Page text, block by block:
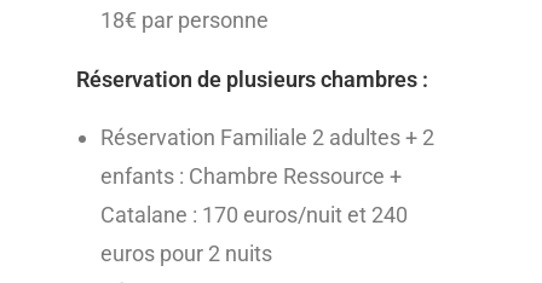
18€ par personne
Réservation de plusieurs chambres :
Réservation Familiale 2 adultes + 2
enfants : Chambre Ressource +
Catalane : 170 euros/nuit et 240
euros pour 2 nuits